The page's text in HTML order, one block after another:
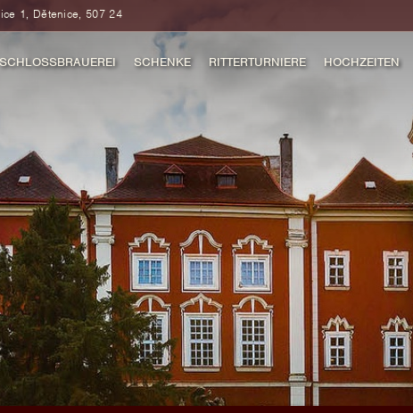
1, Dětenice, 507 24
SCHLOSSBRAUEREI SCHENKE
MITTELALTER PROGRAMM
ROMANTISCHE
AUFENTHALTE
TOP SONDERANGEBOTE
RITTERTURNIERE HOCHZEITEN